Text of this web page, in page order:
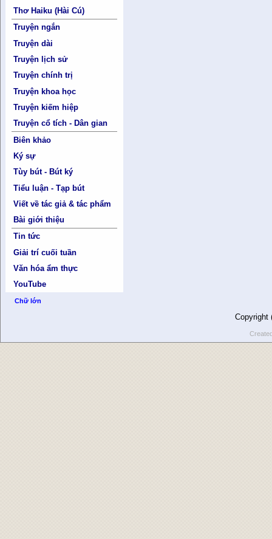
Thơ Haiku (Hài Cú)
Truyện ngắn
Truyện dài
Truyện lịch sử
Truyện chính trị
Truyện khoa học
Truyện kiếm hiệp
Truyện cổ tích - Dân gian
Biên khảo
Ký sự
Tùy bút - Bút ký
Tiểu luận - Tạp bút
Viết về tác giả & tác phẩm
Bài giới thiệu
Tin tức
Giải trí cuối tuần
Văn hóa ẩm thực
YouTube
Chữ lớn
Copyright